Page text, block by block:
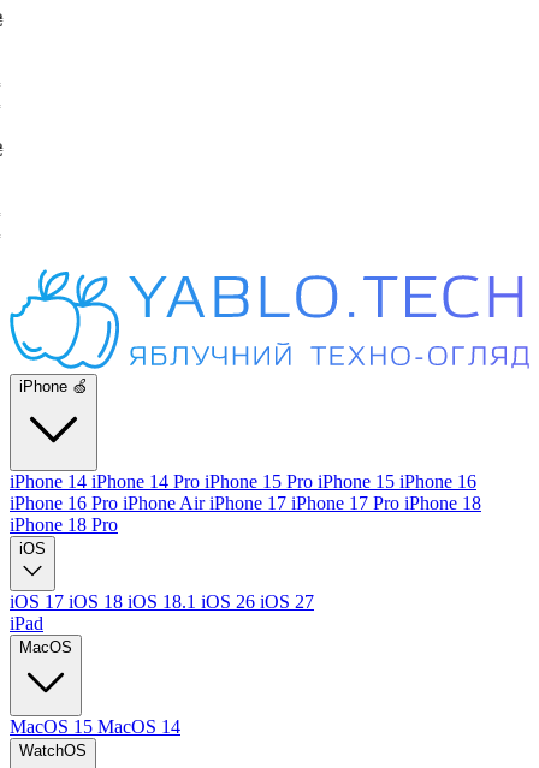
iPhone 🍏
iPhone 14 iPhone 14 Pro iPhone 15 Pro iPhone 15 iPhone 16
iPhone 16 Pro iPhone AiriPhone 17 iPhone 17 Pro iPhone 18
iPhone 18 Pro
iOS
iOS 17 iOS 18 iOS 18.1 iOS 26 iOS 27
iPad
MacOS
MacOS 15 MacOS 14
WatchOS